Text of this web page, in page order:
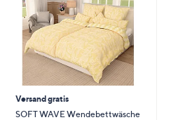
Versand gratis
SOFT WAVE Wendebettwäsche